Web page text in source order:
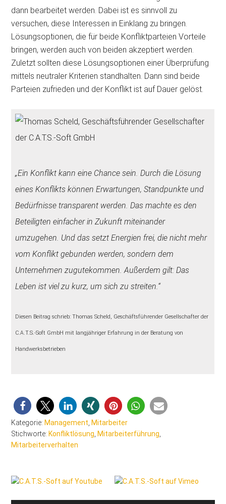
dann bearbeitet werden. Dabei ist es sinnvoll zu
versuchen, diese Interessen in Einklang zu bringen.
Lösungsoptionen, die für beide Konfliktparteien Vorteile
bringen, werden auch von beiden akzeptiert werden.
Zuletzt sollten diese Lösungsoptionen einer Überprüfung
mittels neutraler Kriterien standhalten. Dann sind beide
Parteien zufrieden und der Konflikt ist auf Dauer gelöst.
„Ein Konflikt kann eine Chance sein. Durch die Lösung
eines Konflikts können Erwartungen, Standpunkte und
Bedürfnisse transparent werden. Das machte es den
Beteiligten einfacher in Zukunft miteinander
umzugehen. Und das setzt Energien frei, die nicht mehr
vom Konflikt gebunden werden, sondern dem
Unternehmen zugutekommen. Außerdem gilt: Das
Leben ist viel zu kurz, um sich zu streiten.“
Diesen Beitrag schrieb: Thomas Scheld, Geschäftsführender Gesellschafter der
C.A.T.S.-Soft GmbH mit langjähriger Erfahrung in der Beratung von
Handwerksbetrieben
Kategorie: Management Mitarbeiter
Stichworte: Konfliktlösung Mitarbeiterführung
Mitarbeiterverhalten
Seitenspalte